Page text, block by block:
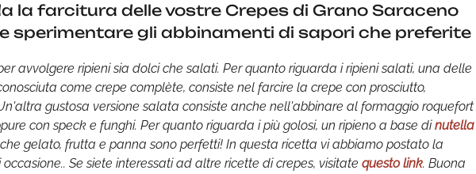
la farcitura delle vostre Crepes di Grano Saraceno
sperimentare gli abbinamenti di sapori che preferite
avvolgere ripieni sia dolci che salati. Per quanto riguarda i ripieni salati, una delle
come crepe complète, consiste nel farcire la crepe con prosciutto,
gustosa versione salata consiste anche nell'abbinare al formaggio roquefort
con speck e funghi. Per quanto riguarda i più golosi, un ripieno a base dinutella
gelato, frutta e panna sono perfetti! In questa ricetta vi abbiamo postato la
Se siete interessati ad altre ricette di crepes, visitate questo link. Buona